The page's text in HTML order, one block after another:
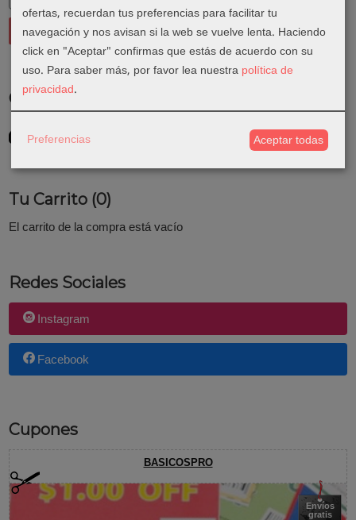
Costes de Envío
Consultar Destinos
Tu Carrito (0)
El carrito de la compra está vacío
Redes Sociales
Instagram
Facebook
Cupones
BASICOSPRO
Envíos
gratis
ofertas, recuerdan tus preferencias para facilitar tu
navegación y nos avisan si la web se vuelve lenta. Haciendo
click en "Aceptar" confirmas que estás de acuerdo con su
uso. Para saber más, por favor lea nuestra política de
privacidad.
Preferencias Aceptar todas